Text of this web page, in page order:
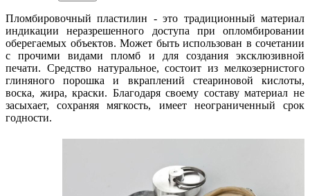
Пломбировочный пластилин - это традиционный материал
индикации неразрешенного доступа при опломбировании
оберегаемых объектов. Может быть использован в сочетании
с прочими видами пломб и для создания эксклюзивной
печати. Средство натуральное, состоит из мелкозернистого
глиняного порошка и вкраплений стеариновой кислоты,
воска, жира, краски. Благодаря своему составу материал не
засыхает, сохраняя мягкость, имеет неограниченный срок
годности.